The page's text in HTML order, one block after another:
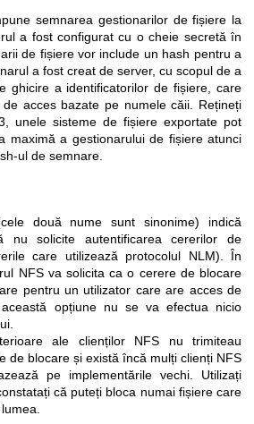
semnarea gestionarilor de fișiere la
a fost configurat cu o cheie secretă în
de fișiere vor include un hash pentru a
a fost creat de server, cu scopul de a
ghicire a identificatorilor de fișiere, care
acces bazate pe numele căii. Rețineți
unele sisteme de fișiere exportate pot
maximă a gestionarului de fișiere atunci
ul de semnare.
două nume sunt sinonime) indică
nu solicite autentificarea cererilor de
care utilizează protocolul NLM). În
NFS va solicita ca o cerere de blocare
pentru un utilizator care are acces de
opțiune nu se va efectua nicio
ale clienților NFS nu trimiteau
de blocare și există încă mulți clienți NFS
pe implementările vechi. Utilizați
că puteți bloca numai fișiere care